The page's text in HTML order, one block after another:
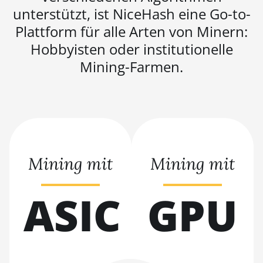
BITMAIN AntMiner S19j
Pro (100Th)
BITMAIN AntMiner S19j
Pro (104Th)
BITMAIN AntMiner S21
(200Th)
Hyd. (335Th)
BITMAIN AntMiner S21
unterstützt, ist NiceHash eine Go-to-
Plattform für alle Arten von Minern:
Hobbyisten oder institutionelle
Mining-Farmen.
Mining mit
ASIC
Mining mit
GPU